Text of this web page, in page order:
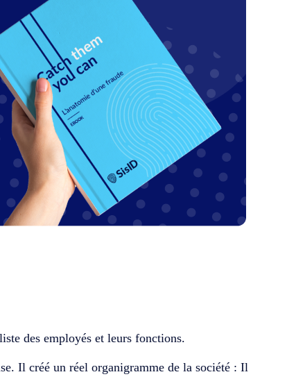
des employés et leurs fonctions.
Ilcrééun réel organigramme de la société : Il